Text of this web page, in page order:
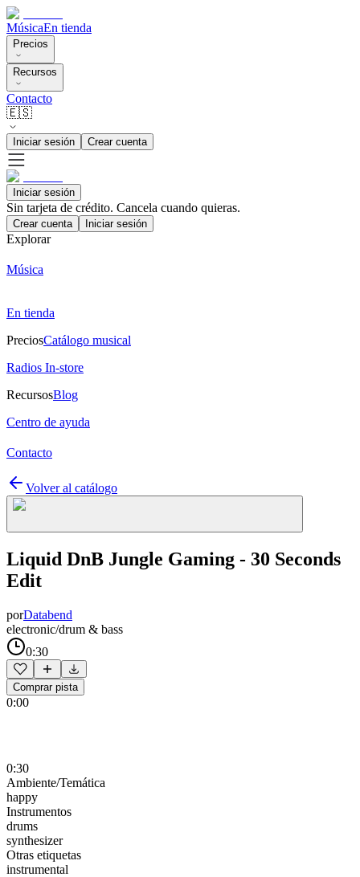
MúsicaEn tienda
Precios
Recursos
Contacto
🇪🇸
Iniciar sesión Crear cuenta
Iniciar sesión
Sin tarjeta de crédito. Cancela cuando quieras.
Crear cuenta Iniciar sesión
Explorar
Música
En tienda
PreciosCatálogo musical
Radios In-store
RecursosBlog
Centro de ayuda
Contacto
Volver al catálogo
Liquid DnB Jungle Gaming - 30 Seconds
Edit
porDatabend
electronic/drum & bass
0:30
Comprar pista
0:00
0:30
Ambiente/Temática
happy
Instrumentos
drums
synthesizer
Otras etiquetas
instrumental